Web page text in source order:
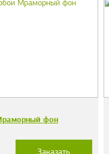
фон
Заказать